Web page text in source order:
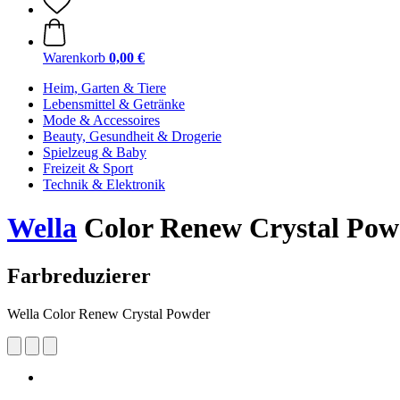
Warenkorb 0,00 €
Heim, Garten & Tiere
Lebensmittel & Getränke
Mode & Accessoires
Beauty, Gesundheit & Drogerie
Spielzeug & Baby
Freizeit & Sport
Technik & Elektronik
Wella Color Renew Crystal
Farbreduzierer
Wella Color Renew Crystal Powder